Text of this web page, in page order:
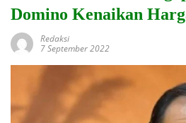
Domino Kenaikan
Redaksi
7 September 2022